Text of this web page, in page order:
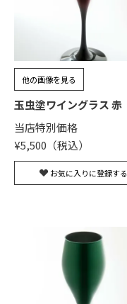
他の画像を見る
玉虫塗ワイングラス 赤
当店特別価格
¥5,500
お気に入りに登録する